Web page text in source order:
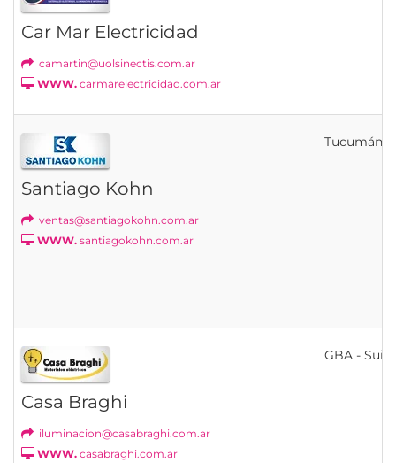
Car Mar Electricidad
camartin@uolsinectis.com.ar
WWW. carmarelectricidad.com.ar
Santiago Kohn
ventas@santiagokohn.com.ar
WWW. santiagokohn.com.ar
Tucumán
Casa Braghi
iluminacion@casabraghi.com.ar
WWW. casabraghi.com.ar
GBA -